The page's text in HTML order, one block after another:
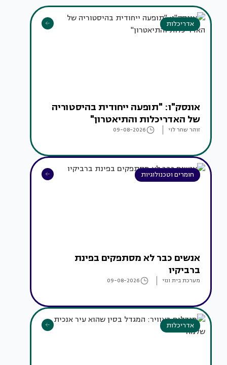
אדריכלות
אונסק"ו: "תופעה ייחודית בהיסטוריה
של האדריכלות והתיאטרון"
זוהר שחר לוי 09-08-2026
חומרים וטכנולוגיות
אנשים כבר לא מסתפקים בפינת
ברביקיו
מערכת בית ונוי 09-08-2026
אדריכלות